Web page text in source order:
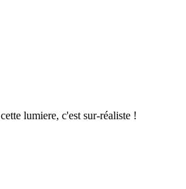
lumiere, c'est sur-réaliste !